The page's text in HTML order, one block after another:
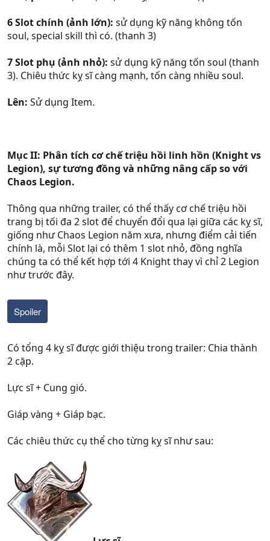
6 Slot chính (ảnh lớn): sử dụng kỹ năng không tốn
soul, special skill thì có. (thanh 3)
7 Slot phụ (ảnh nhỏ): sử dụng kỹ năng tốn soul (thanh
3). Chiêu thức kỵ sĩ càng mạnh, tốn càng nhiều soul.
Lên: Sử dụng Item.
Mục II: Phân tích cơ chế triệu hồi linh hồn (Knight vs
Legion), sự tương đồng và những nâng cấp so với
Chaos Legion.
Thông qua những trailer, có thể thấy cơ chế triệu hồi
trang bị tối đa 2 slot để chuyển đổi qua lại giữa các kỵ sĩ,
giống như Chaos Legion năm xưa, nhưng điểm cải tiến
chính là, mỗi Slot lại có thêm 1 slot nhỏ, đồng nghĩa
chúng ta có thể kết hợp tới 4 Knight thay vì chỉ 2 Legion
như trước đây.
Spoiler
Có tổng 4 kỵ sĩ được giới thiệu trong trailer: Chia thành
2 cặp.
Lực sĩ + Cung gió.
Giáp vàng + Giáp bạc.
Các chiêu thức cụ thể cho từng kỵ sĩ như sau: